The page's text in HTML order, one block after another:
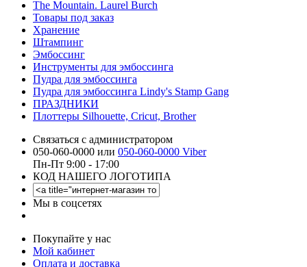
The Mountain. Laurel Burch
Товары под заказ
Хранение
Штампинг
Эмбоссинг
Инструменты для эмбоссинга
Пудра для эмбоссинга
Пудра для эмбоссинга Lindy's Stamp Gang
ПРАЗДНИКИ
Плоттеры Silhouette, Cricut, Brother
Связаться с администратором
050-060-0000 или 050-060-0000 Viber
Пн-Пт 9:00 - 17:00
КОД НАШЕГО ЛОГОТИПА
Мы в соцсетях
Покупайте у нас
Мой кабинет
Оплата и доставка